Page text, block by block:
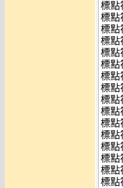
標點
標點
標點
標點
標點
標點
標點
標點
標點
標點
標點
標點
標點
標點
標點
標點